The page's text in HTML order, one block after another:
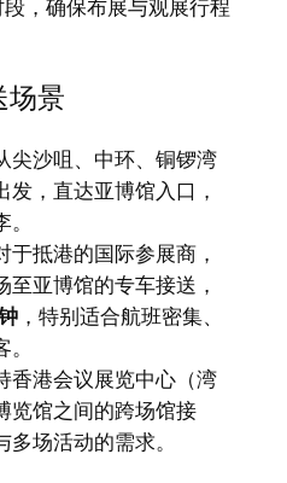
，确保布展与观展行程
场景
尖沙咀、中环、铜锣湾
发，直达亚博馆入口，
于抵港的国际参展商，
至亚博馆的专车接送，
，特别适合航班密集、
香港会议展览中心（湾
览馆之间的跨场馆接
场活动的需求。